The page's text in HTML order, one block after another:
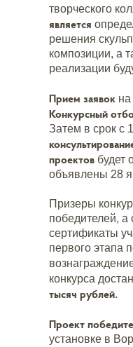
творческого
является
решения
композиции, а
реализации
Прием заявок на
Конкурсный
Затем в срок с
проектов будет
объявлены 28
Призеры
победителей, а
сертификаты
первого этапа
конкурса
тысяч рублей.
Проект
установке в